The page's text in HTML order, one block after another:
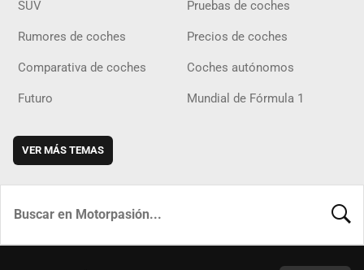
SUV Pruebas de coches
Rumores de coches Precios de coches
Comparativa de coches Coches autónomos
Futuro Mundial de Fórmula 1
VER MÁS TEMAS